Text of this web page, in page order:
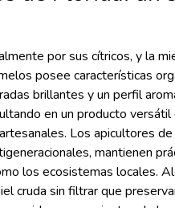
por sus cítricos, y la
posee características
brillantes y un perfil
en un producto
Los apicultores
mantienen
los ecosistemas locales.
cruda sin filtrar que